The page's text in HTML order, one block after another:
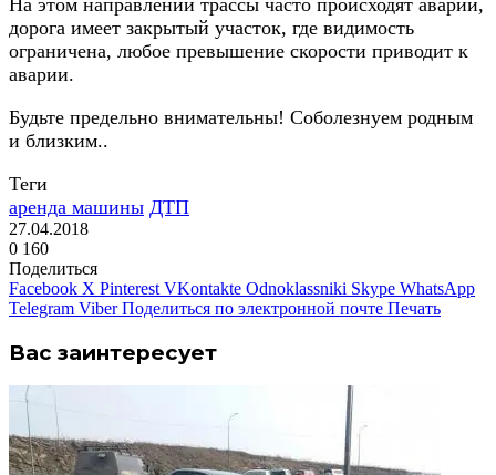
дорога имеет закрытый участок, где видимость
ограничена, любое превышение скорости приводит к
аварии.
Будьте предельно внимательны! Соболезнуем родным
и близким..
Теги
аренда машины ДТП
27.04.2018
0 160
Поделиться
Facebook X Pinterest VKontakte Odnoklassniki Skype WhatsApp
Telegram Viber Поделиться по электронной почте Печать
Вас заинтересует